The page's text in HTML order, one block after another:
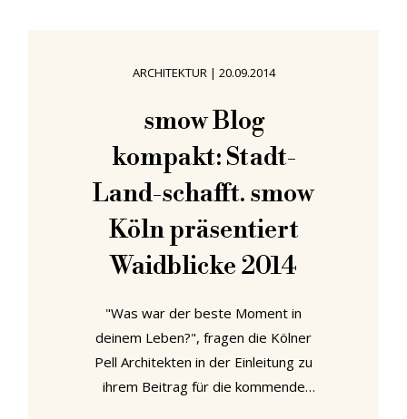
Untergestellen aus Holz, Metall
oder Beton, um Objekte zu
schaffen, die so wohnlich wie rustikal
und individuell wie universell
einsetzbar sind. Dabei
ARCHITEKTUR| 20.09.2014
smow Blog
kompakt: Stadt-
Land-schafft. smow
Köln präsentiert
Waidblicke 2014
"Was war der beste Moment in
deinem Leben?", fragen die Kölner
Pell Architekten in der Einleitung zu
ihrem Beitrag für die kommende